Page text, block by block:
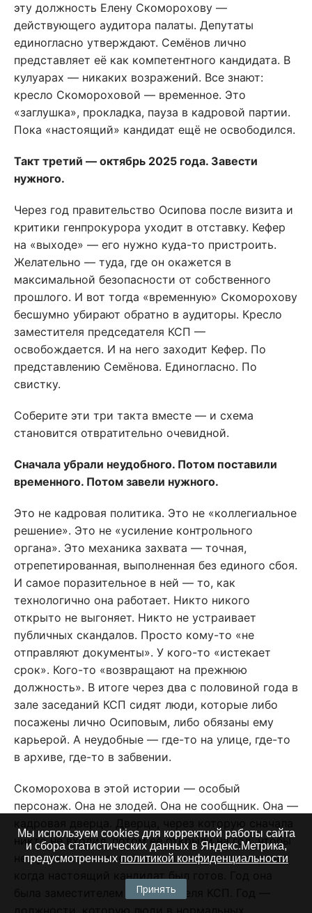
эту должность Елену Скоморохову —
действующего аудитора палаты. Депутаты
единогласно утверждают. Семёнов лично
представляет её как компетентного кандидата. В
кулуарах — никаких возражений. Все знают:
кресло Скомороховой — временное. Это
«заглушка», прокладка, пауза в кадровой партии.
Пока «настоящий» кандидат ещё не освободился.
Такт третий — октябрь 2025 года. Завести
нужного.
Через год правительство Осипова после визита и
критики генпрокурора уходит в отставку. Кефер
на «выходе» — его нужно куда-то пристроить.
Желательно — туда, где он окажется в
максимальной безопасности от собственного
прошлого. И вот тогда «временную» Скоморохову
бесшумно убирают обратно в аудиторы. Кресло
заместителя председателя КСП —
освобождается. И на него заходит Кефер. По
представлению Семёнова. Единогласно. По
свистку.
Соберите эти три такта вместе — и схема
становится отвратительно очевидной.
Сначала убрали неудобного. Потом поставили
временного. Потом завели нужного.
Это не кадровая политика. Это не «коллегиальное
решение». Это не «усиление контрольного
органа». Это механика захвата — точная,
отрепетированная, выполненная без единого сбоя.
И самое поразительное в ней — то, как
технологично она работает. Никто никого
открыто не выгоняет. Никто не устраивает
публичных скандалов. Просто кому-то «не
отправляют документы». У кого-то «истекает
срок». Кого-то «возвращают на прежнюю
должность». В итоге через два с половиной года в
зале заседаний КСП сидят люди, которые либо
посажены лично Осиповым, либо обязаны ему
карьерой. А неудобные — где-то на улице, где-то
в архиве, где-то в забвении.
Скоморохова в этой истории — особый
персонаж. Она не злодей. Она не сообщник. Она —
никто не входил, потом её открыли на год, чтобы
не пустовало место, а потом аккуратно закрыли,
когда настоящий кандидат был готов. Год она
была заместителем председателя КСП. Год —
Мы используем cookies для корректной работы сайта
и сбора статистических данных в Яндекс.Метрика,
предусмотренных политикой конфиденциальности
Принять